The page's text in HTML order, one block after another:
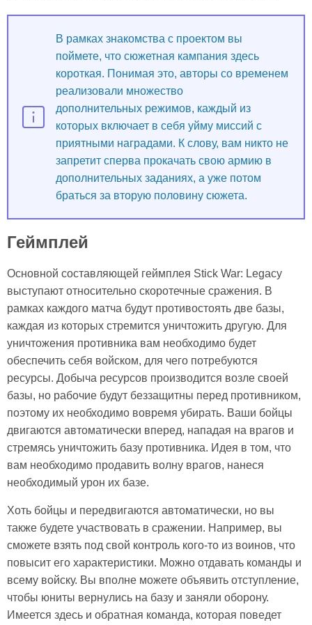
В рамках знакомства с проектом вы
поймете, что сюжетная кампания здесь
короткая. Понимая это, авторы со временем
реализовали множество
дополнительных режимов, каждый из
которых включает в себя уйму миссий с
приятными наградами. К слову, вам никто не
запретит сперва прокачать свою армию в
дополнительных заданиях, а уже потом
браться за вторую половину сюжета.
Геймплей
Основной составляющей геймплея Stick War: Legacy
выступают относительно скоротечные сражения. В
рамках каждого матча будут противостоять две базы,
каждая из которых стремится уничтожить другую. Для
уничтожения противника вам необходимо будет
обеспечить себя войском, для чего потребуются
ресурсы. Добыча ресурсов производится возле своей
базы, но рабочие будут беззащитны перед противником,
поэтому их необходимо вовремя убирать. Ваши бойцы
двигаются автоматически вперед, нападая на врагов и
стремясь уничтожить базу противника. Идея в том, что
вам необходимо продавить волну врагов, нанеся
необходимый урон их базе.
Хоть бойцы и передвигаются автоматически, но вы
также будете участвовать в сражении. Например, вы
сможете взять под свой контроль кого-то из воинов, что
повысит его характеристики. Можно отдавать команды и
всему войску. Вы вполне можете объявить отступление,
чтобы юниты вернулись на базу и заняли оборону.
Имеется здесь и обратная команда, которая поведет